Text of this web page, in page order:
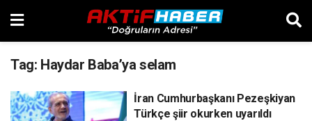
Tag: Haydar Baba’ya selam
İran Cumhurbaşkanı Pezeşkiyan
Türkçe şiir okurken uyarıldı